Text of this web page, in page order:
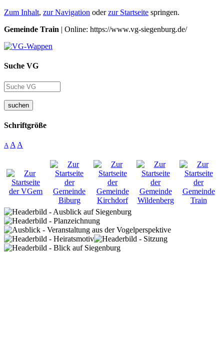
Zum Inhalt, zur Navigation oderzur Startseite springen.
Gemeinde Train | Online: https://www.vg-siegenburg.de/
Suche VG
suchen
Schriftgröße
A A A